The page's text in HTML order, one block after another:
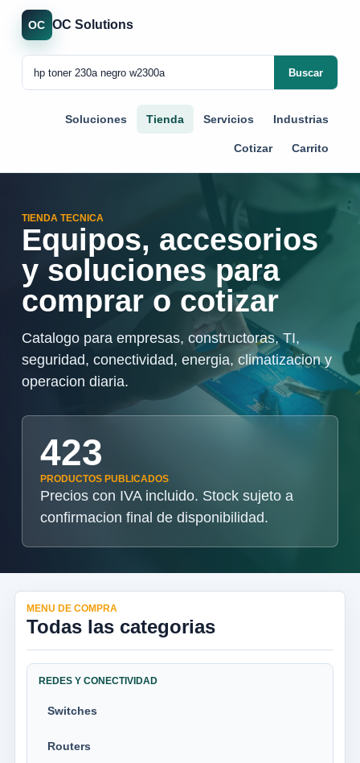
OC OC Solutions
Buscar
Soluciones Tienda Servicios Industrias
Cotizar Carrito
TIENDA TECNICA
Equipos, accesorios
y soluciones para
comprar o cotizar
Catalogo para empresas, constructoras, TI,
seguridad, conectividad, energia, climatizacion y
operacion diaria.
423
PRODUCTOS PUBLICADOS
Precios con IVA incluido. Stock sujeto a
confirmacion final de disponibilidad.
MENU DE COMPRA
Todas las categorias
REDES Y CONECTIVIDAD
Switches
Routers